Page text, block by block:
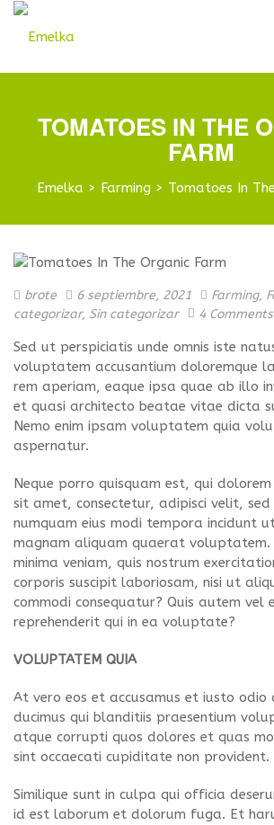
TOMATOES IN THE
FARM
Emelka > Farming> Tomatoes In
brote 6 septiembre, 2021 Farming,
categorizar, Sin categorizar 4 Comments
Sed ut perspiciatis unde omnis iste
voluptatem accusantium doloremque
rem aperiam, eaque ipsa quae ab illo
et quasi architecto beatae vitae dicta
Nemo enim ipsam voluptatem quia
aspernatur.
Neque porro quisquam est, qui
sit amet, consectetur, adipisci velit, sed
numquam eius modi tempora incidunt
magnam aliquam quaerat voluptatem.
minima veniam, quis nostrum
corporis suscipit laboriosam, nisi ut
commodi consequatur? Quis autem vel
reprehenderit qui in ea voluptate?
VOLUPTATEM QUIA
At vero eos et accusamus et iusto odio
ducimus qui blanditiis praesentium
atque corrupti quos dolores et quas
sint occaecati cupiditate non provident.
Similique sunt in culpa qui officia
id est laborum et dolorum fuga. Et